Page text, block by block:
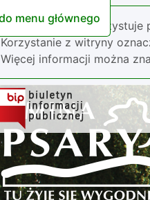
menu głównego
Nasza strona wykorzystuje
Korzystanie z witryny
Więcej informacji można